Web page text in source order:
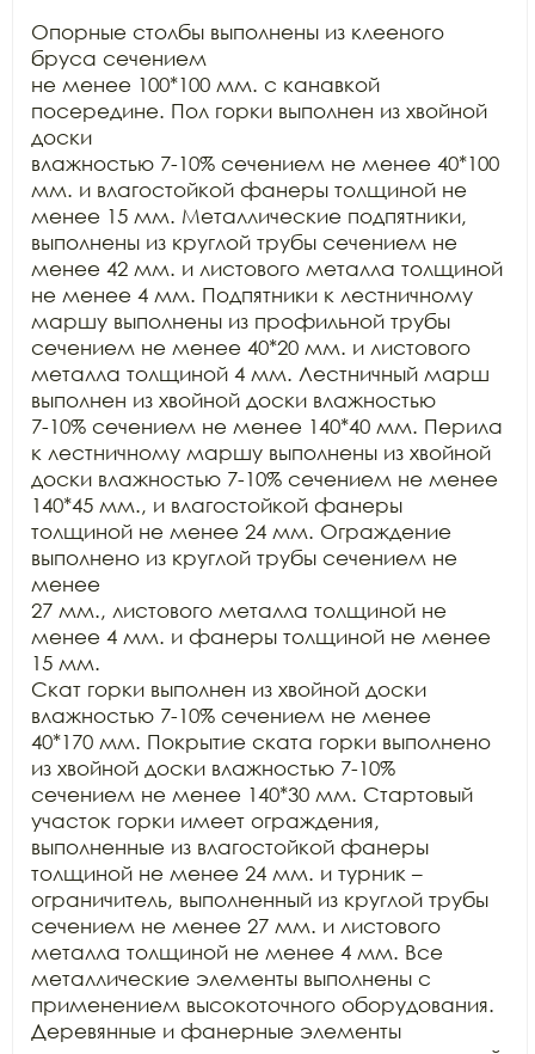
Опорные столбы выполнены из клееного
бруса сечением
не менее 100*100 мм. с канавкой
посередине. Пол горки выполнен из хвойной
доски
влажностью 7-10% сечением не менее 40*100
мм. и влагостойкой фанеры толщиной не
менее 15 мм. Металлические подпятники,
выполнены из круглой трубы сечением не
менее 42 мм. и листового металла толщиной
не менее 4 мм. Подпятники к лестничному
маршу выполнены из профильной трубы
сечением не менее 40*20 мм. и листового
металла толщиной 4 мм. Лестничный марш
выполнен из хвойной доски влажностью
7-10% сечением не менее 140*40 мм. Перила
к лестничному маршу выполнены из хвойной
доски влажностью 7-10% сечением не менее
140*45 мм., и влагостойкой фанеры
толщиной не менее 24 мм. Ограждение
выполнено из круглой трубы сечением не
менее
27 мм., листового металла толщиной не
менее 4 мм. и фанеры толщиной не менее
15 мм.
Скат горки выполнен из хвойной доски
влажностью 7-10% сечением не менее
40*170 мм. Покрытие ската горки выполнено
из хвойной доски влажностью 7-10%
сечением не менее 140*30 мм. Стартовый
участок горки имеет ограждения,
выполненные из влагостойкой фанеры
толщиной не менее 24 мм. и турник –
ограничитель, выполненный из круглой трубы
сечением не менее 27 мм. и листового
металла толщиной не менее 4 мм. Все
металлические элементы выполнены с
применением высокоточного оборудования.
Деревянные и фанерные элементы